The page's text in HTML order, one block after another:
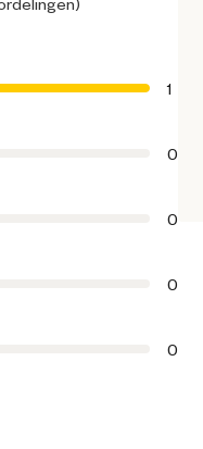
1
0
0
0
0